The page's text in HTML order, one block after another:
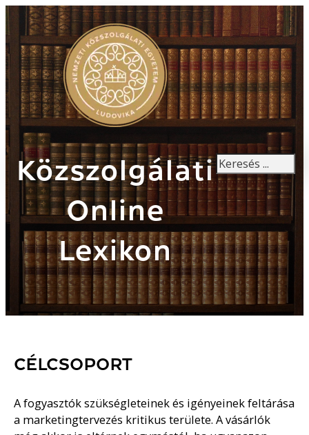
Közszolgálati
Online
Lexikon
Keresés
CÉLCSOPORT
A fogyasztók szükségleteinek és igényeinek feltárása
a marketingtervezés kritikus területe. A vásárlók